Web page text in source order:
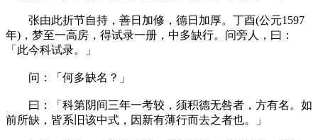
张由此折节自持，善日加修，德日加厚。丁酉(公元1597
年)，梦至一高房，得试录一册，中多缺行。问旁人，曰：
「此今科试录。」
问：「何多缺名？」
曰：「科第阴间三年一考较，须积德无咎者，方有名。如
前所缺，皆系旧该中式，因新有薄行而去之者也。」